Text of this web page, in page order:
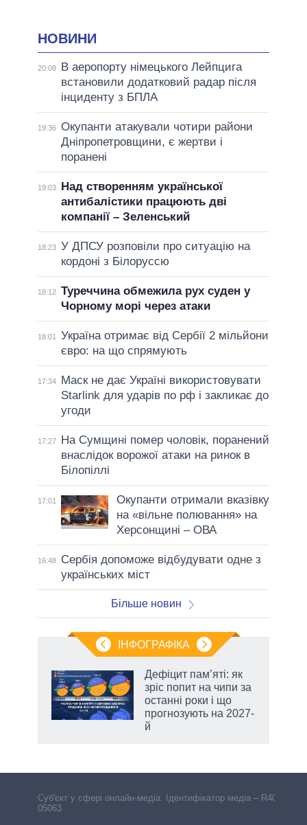
НОВИНИ
20:08
В аеропорту німецького Лейпцига
встановили додатковий радар після
інциденту з БПЛА
19:36 Окупанти атакували чотири райони
Дніпропетровщини, є жертви і
поранені
19:03
Над створенням української
антибалістики працюють дві
компанії – Зеленський
18:23 У ДПСУ розповіли про ситуацію на
кордоні з Білоруссю
18:12 Туреччина обмежила рух суден у
Чорному морі через атаки
18:01
Україна отримає від Сербії 2 мільйони
євро: на що спрямують
17:34
Маск не дає Україні використовувати
Starlink для ударів по рф і закликає до
угоди
17:27
На Сумщині помер чоловік, поранений
внаслідок ворожої атаки на ринок в
Білопіллі
17:01
Окупанти отримали вказівку
на «вільне полювання» на
Херсонщині – ОВА
16:48
Сербія допоможе відбудувати одне з
українських міст
Більше новин
ІНФОГРАФІКА
Дефіцит пам’яті: як
зріс попит на чипи за
останні роки і що
прогнозують на 2027-
й
Cуб'єкт у сфері онлайн-медіа. Ідентифікатор медіа – R40-
05063